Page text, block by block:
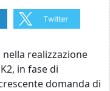
realizzazione
in fase di
domanda di